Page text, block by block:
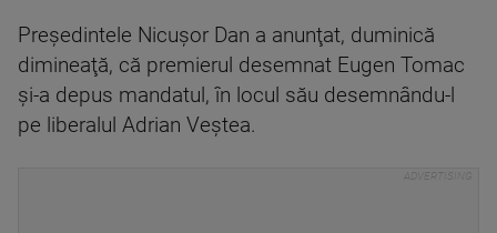
Preşedintele Nicuşor Dan a anunţat, duminică
dimineaţă, că premierul desemnat Eugen Tomac
şi-a depus mandatul, în locul său desemnându-l
pe liberalul Adrian Veştea.